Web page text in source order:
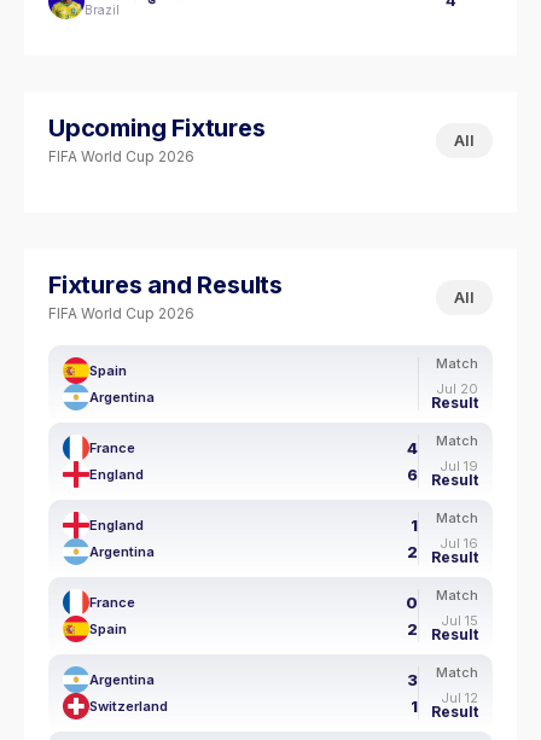
Brazil
Upcoming Fixtures
FIFA World Cup 2026
All
Fixtures and Results
FIFA World Cup 2026
All
Spain
Argentina
Match
Jul 20
Result
France 4
England 6
Match
Jul 19
Result
England 1
Argentina 2
Match
Jul 16
Result
France 0
Spain 2
Match
Jul 15
Result
Argentina 3
Switzerland 1
Match
Jul 12
Result